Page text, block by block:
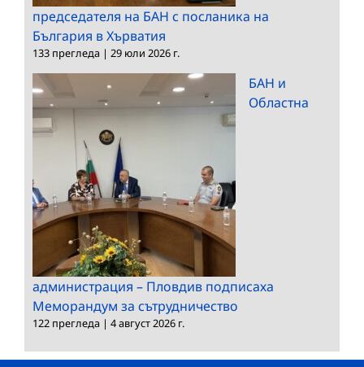
председателя на БАН с посланика на
България в Хърватия
133 прегледа | 29 юли 2026 г.
БАН и
Областна
администрация – Пловдив подписаха
Меморандум за сътрудничество
122 прегледа | 4 август 2026 г.